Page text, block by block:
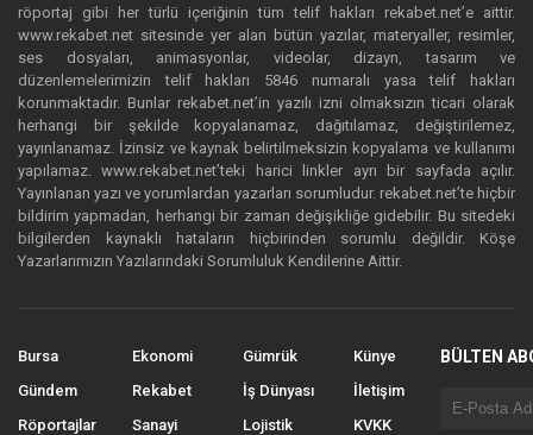
röportaj gibi her türlü içeriğinin tüm telif hakları rekabet.net’e aittir.
www.rekabet.net sitesinde yer alan bütün yazılar, materyaller, resimler,
ses dosyaları, animasyonlar, videolar, dizayn, tasarım ve
düzenlemelerimizin telif hakları 5846 numaralı yasa telif hakları
korunmaktadır. Bunlar rekabet.net’in yazılı izni olmaksızın ticari olarak
herhangi bir şekilde kopyalanamaz, dağıtılamaz, değiştirilemez,
yayınlanamaz. İzinsiz ve kaynak belirtilmeksizin kopyalama ve kullanımı
yapılamaz. www.rekabet.net’teki harici linkler ayrı bir sayfada açılır.
Yayınlanan yazı ve yorumlardan yazarları sorumludur. rekabet.net’te hiçbir
bildirim yapmadan, herhangi bir zaman değişikliğe gidebilir. Bu sitedeki
bilgilerden kaynaklı hataların hiçbirinden sorumlu değildir. Köşe
Yazarlarımızın Yazılarındaki Sorumluluk Kendilerine Aittir.
Bursa
Gündem
Röportajlar
Ekonomi
Rekabet
Sanayi
Gümrük
İş Dünyası
Lojistik
Künye
İletişim
KVKK
BÜLTEN